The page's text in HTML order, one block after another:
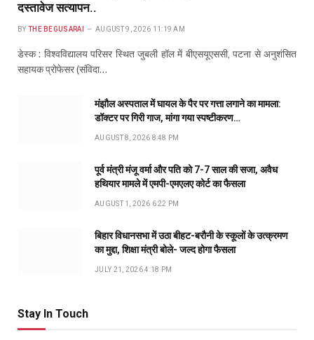
दस्तावेज सत्यापन..
BY THE BEGUSARAI AUGUST 9, 2026 11:19 AM
डेस्क : विश्वविद्यालय परिसर स्थित जुबली हॉल में बीएसयूएससी, पटना से अनुशंसित
सहायक प्रोफेसर (संविदा…
मंझौल अस्पताल में घायल के पैर पर गत्ता लगाने का मामला:
डॉक्टर पर गिरी गाज, मांगा गया स्पष्टीकरण…
AUGUST 8, 2026 8:48 PM
पूर्व मंत्री मंजू वर्मा और पति को 7-7 साल की सजा, अवैध
हथियार मामले में एमपी-एमएलए कोर्ट का फैसला
AUGUST 1, 2026 6:22 PM
बिहार विधानसभा में उठा बीहट-बरौनी के स्कूलों के उत्क्रमण
का मुद्दा, शिक्षा मंत्री बोले- जल्द होगा फैसला
JULY 21, 2026 4:18 PM
Stay In Touch